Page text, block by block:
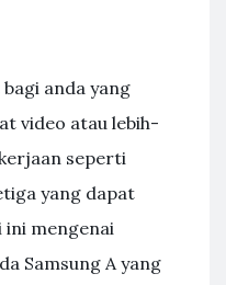
anda yang
video atau lebih-
seperti
yang dapat
ini mengenai
Samsung A yang